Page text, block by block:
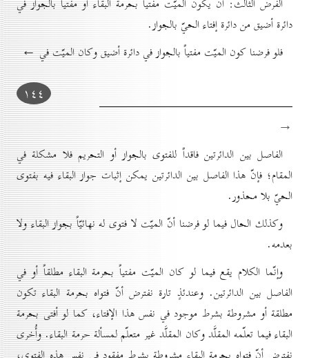
دائرة أضيق من دائرة إفتاء الحيّ بالجواز.
فلو فرضنا كون الميّت مفتياً بالجواز في دائرة أضيق وكان الميّت في ←
۱٤٤
→
الفاصل بين الدائرتين فاقداً للفتوى بالجواز أو التحريم فلا مشكلة في
المقام؛ فإنّ هذا الفاصل بين الدائرتين يمكن إثبات جواز البقاء فيه بفتوى
الحيّ بلا محذور.
وكذلك الحال فيما لو فرضنا أنّ الميّت لا فتوى له نهائيّاً بجواز البقاء ولا
بعدمه.
وإنّما الكلام يقع فيما لو كان الميّت مفتياً بحرمة البقاء مطلقاً أو في
الفاصل بين الدائرتين. وعندئذٍ تارة نفترض أنّ فتواه بحرمة البقاء تكون
مطلقة أو مشروطة بشرط موجود في نفس هذا الإفتاء، كما لو أفتى بحرمة
البقاء فيما تعلّمه المقلَّد وكان المقلَّد غير متعلّم لمسألة حرمة البقاء. وأُخرى